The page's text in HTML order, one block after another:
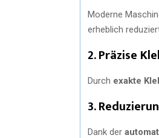
Moderne
erheblich
2. Präzise
Durch exakte
3.
Dank der